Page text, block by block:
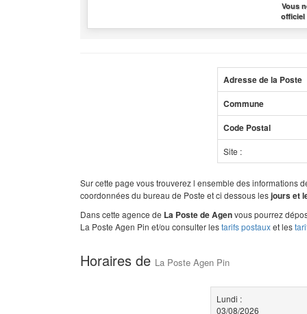
Vous
officiel
Adresse de la Poste
Commune
Code Postal
Site :
Sur cette page vous trouverez l ensemble des informations
coordonnées du bureau de Poste et ci dessous lesjours et
Dans cette agence de La Poste de Agenvous pourrez
La Poste Agen Pin et/ou consulter lestarifs postauxet les
Horaires de La Poste Agen Pin
Lundi :
03/08/2026